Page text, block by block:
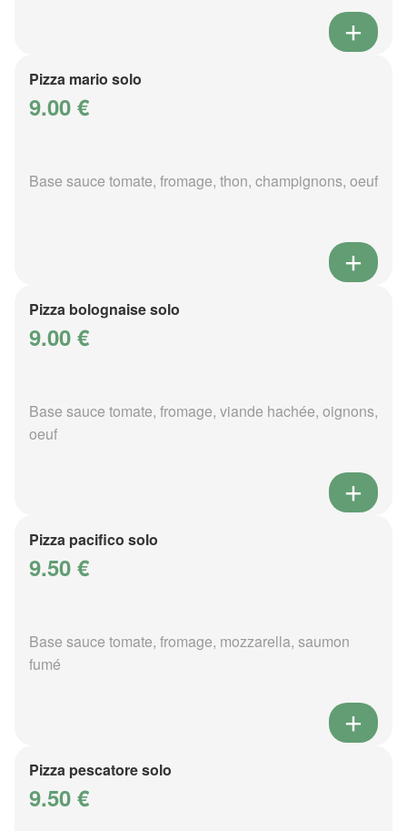
Pizza mario solo
9.00 €
Base sauce tomate, fromage, thon, champignons, oeuf
Pizza bolognaise solo
9.00 €
Base sauce tomate, fromage, viande hachée, oignons,
oeuf
Pizza pacifico solo
9.50 €
Base sauce tomate, fromage, mozzarella, saumon
fumé
Pizza pescatore solo
9.50 €